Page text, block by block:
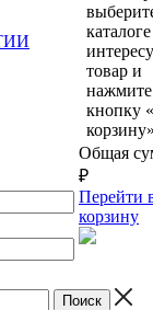
каталоге
товар и
нажмите
кнопку
Общая
₽
Перейти
корзину